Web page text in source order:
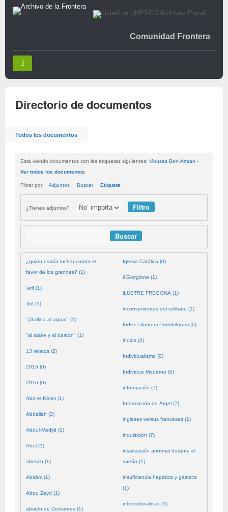
Comunidad Frontera
Directorio de documentos
Todos los documentos
Está viendo documentos con las etiquetas siguientes: Moussa Ben-Amran -
Ver todos los documentos
Filtrar por: Adjuntos Buscar Etiqueta
¿Tienes adjuntos?
¿quién osaría luchar contra el
favor de los grandes? (1)
'arif (1)
'ifrit (1)
"¡Gallina al agua!" (1)
"al sable y al bastón" (1)
13 relatos (2)
2015 (0)
2016 (0)
Abd-el-Kérim (1)
Abdallah (2)
Abdul-Medjid (1)
Abel (1)
abesch (1)
Abirám (1)
Abou Zeyd (1)
abuelo de Cervantes (1)
Iglesia Católica (0)
il Giorgione (1)
iLUSTRE FREGONA (1)
inconvenientes del celibato (1)
Index Librorum Prohibitorum (0)
indios (2)
Individualismo (0)
Individuo Moderno (0)
información (7)
Información de Argel (7)
ingleses versus franceses (1)
inquisición (7)
insalivación anormal durante el
sueño (1)
insuficiencia hepática y gástrica
(1)
interculturalidad (1)